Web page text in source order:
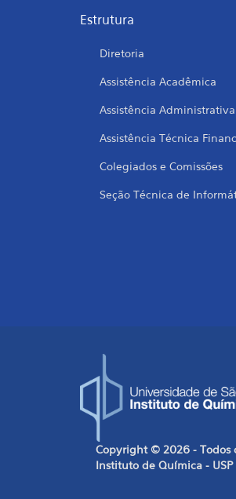
Estrutura
Diretoria
Assistência Acadêmica
Assistência Administrativa
Assistência Técnica
Colegiados e Comissões
Seção Técnica de
Copyright © 2026 - Todos
Instituto de Química - USP